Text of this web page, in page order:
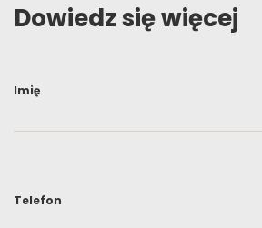
Dowiedz się więcej
Imię
Telefon